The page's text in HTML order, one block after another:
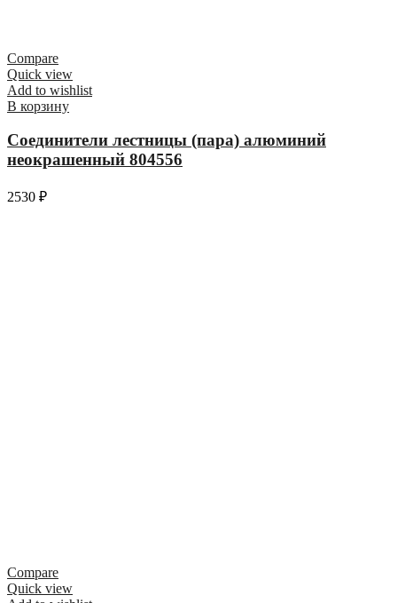
Compare
Quick view
Add to wishlist
В корзину
Соединители лестницы (пара) алюминий
неокрашенный 804556
2530 ₽
Compare
Quick view